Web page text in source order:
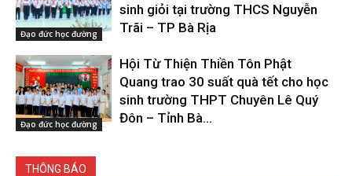
Đạo đức học đường
sinh giỏi tại trường THCS Nguyễn
Trãi – TP Bà Rịa
Đạo đức học đường
Hội Từ Thiện Thiền Tôn Phật
Quang trao 30 suất quà tết cho học
sinh trường THPT Chuyên Lê Quý
Đôn – Tỉnh Bà...
THÔNG BÁO